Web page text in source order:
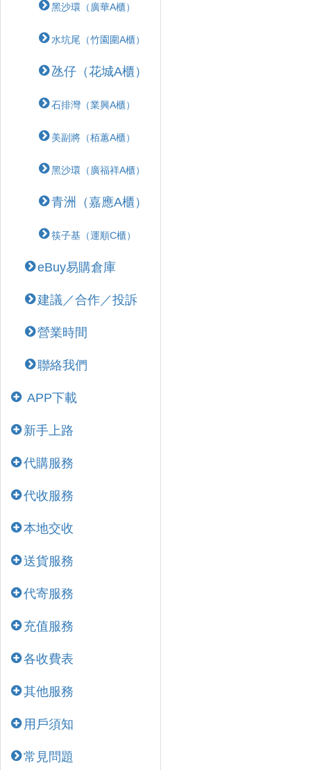
黑沙環（廣華A櫃）
水坑尾（竹園圍A櫃）
氹仔（花城A櫃）
石排灣（業興A櫃）
美副將（栢蕙A櫃）
黑沙環（廣福祥A櫃）
青洲（嘉應A櫃）
筷子基（運順C櫃）
eBuy易購倉庫
建議／合作／投訴
營業時間
聯絡我們
APP下載
新手上路
代購服務
代收服務
本地交收
送貨服務
代寄服務
充值服務
各收費表
其他服務
用戶須知
常見問題